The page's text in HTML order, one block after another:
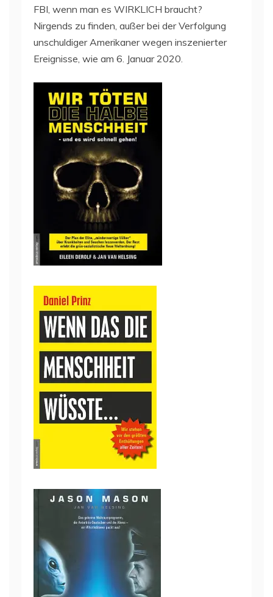
FBI, wenn man es WIRKLICH braucht?
Nirgends zu finden, außer bei der Verfolgung
unschuldiger Amerikaner wegen inszenierter
Ereignisse, wie am 6. Januar 2020.